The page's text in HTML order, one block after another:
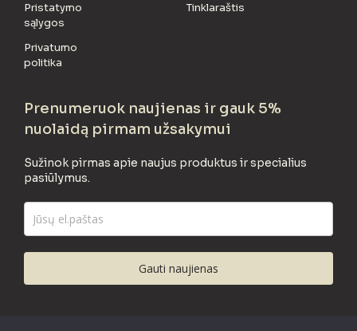
Pristatymo
sąlygos
Privatumo
politika
Tinklaraštis
Prenumeruok naujienas ir gauk 5%
nuolaidą pirmam užsakymui
Sužinok pirmas apie naujus produktus ir specialius
pasiūlymus.
Gauti naujienas